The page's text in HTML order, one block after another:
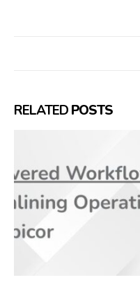
RELATEDPOSTS